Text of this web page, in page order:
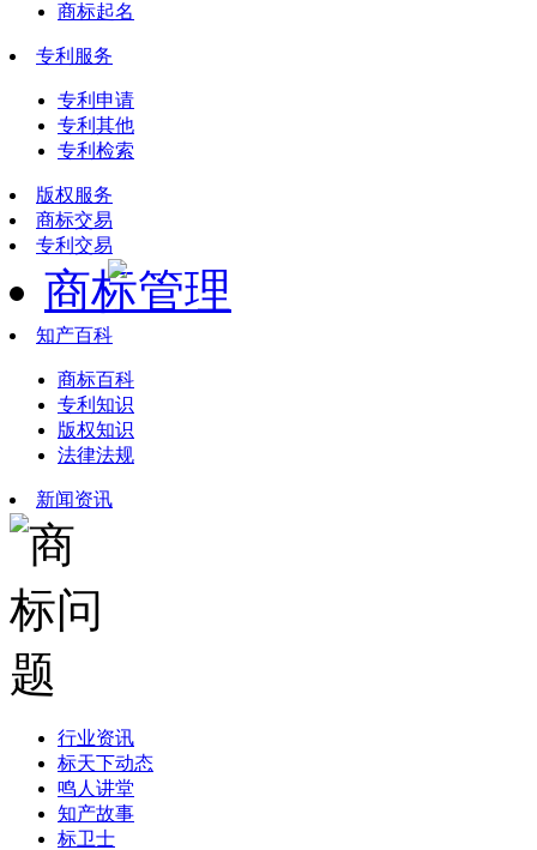
商标起名
专利服务
专利申请
专利其他
专利检索
版权服务
商标交易
专利交易
商标管理
知产百科
商标百科
专利知识
版权知识
法律法规
新闻资讯
行业资讯
标天下动态
鸣人讲堂
知产故事
标卫士